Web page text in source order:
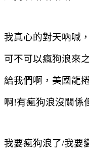
我真心的對天吶喊
可不可以瘋狗浪來
給我們啊，美國龍
啊!有瘋狗浪沒關係
我要瘋狗浪了/我要